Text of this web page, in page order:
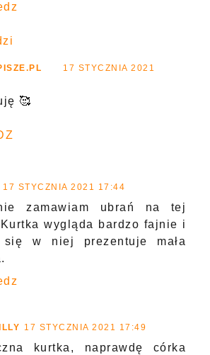
17 STYCZNIA 2021
🥰
17 STYCZNIA 2021 17:44
zamawiam ubrań na tej
wygląda bardzo fajnie i
się w niej prezentuje mała
17 STYCZNIA 2021 17:49
kurtka, naprawdę córka